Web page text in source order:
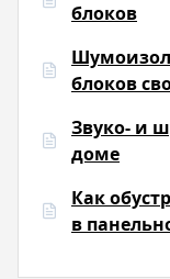
блоков
блоков
Звуко- и
доме
Как
в